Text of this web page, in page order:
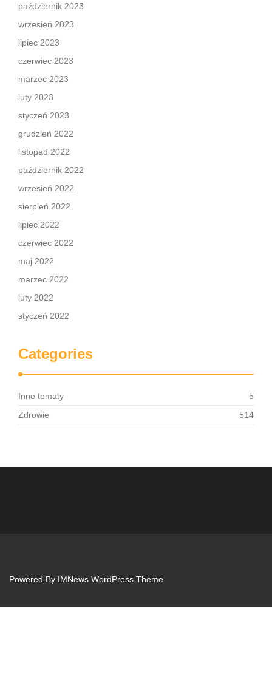
październik 2023
wrzesień 2023
lipiec 2023
czerwiec 2023
marzec 2023
luty 2023
styczeń 2023
grudzień 2022
listopad 2022
październik 2022
wrzesień 2022
sierpień 2022
lipiec 2022
czerwiec 2022
maj 2022
marzec 2022
luty 2022
styczeń 2022
Categories
Inne tematy
5
Zdrowie
514
Powered By IMNews WordPress Theme